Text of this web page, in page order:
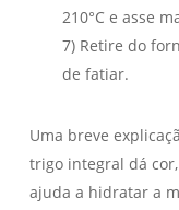
210°C e asse
7) Retire do
de fatiar.
Uma breve
trigo integral dá
ajuda a hidratar a